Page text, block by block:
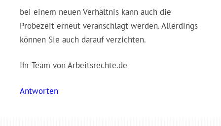
bei einem neuen Verhältnis kann auch die
Probezeit erneut veranschlagt werden. Allerdings
können Sie auch darauf verzichten.
Ihr Team von Arbeitsrechte.de
Antworten